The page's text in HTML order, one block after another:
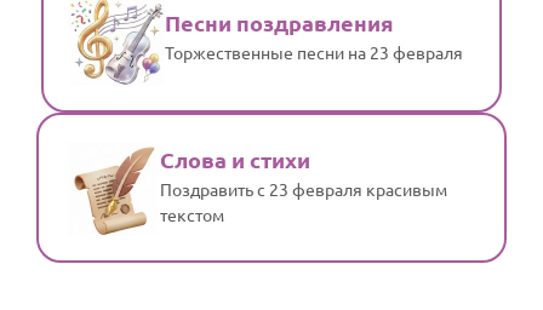
Песни поздравления
Торжественные песни на 23 февраля
Слова и стихи
Поздравить с 23 февраля красивым
текстом